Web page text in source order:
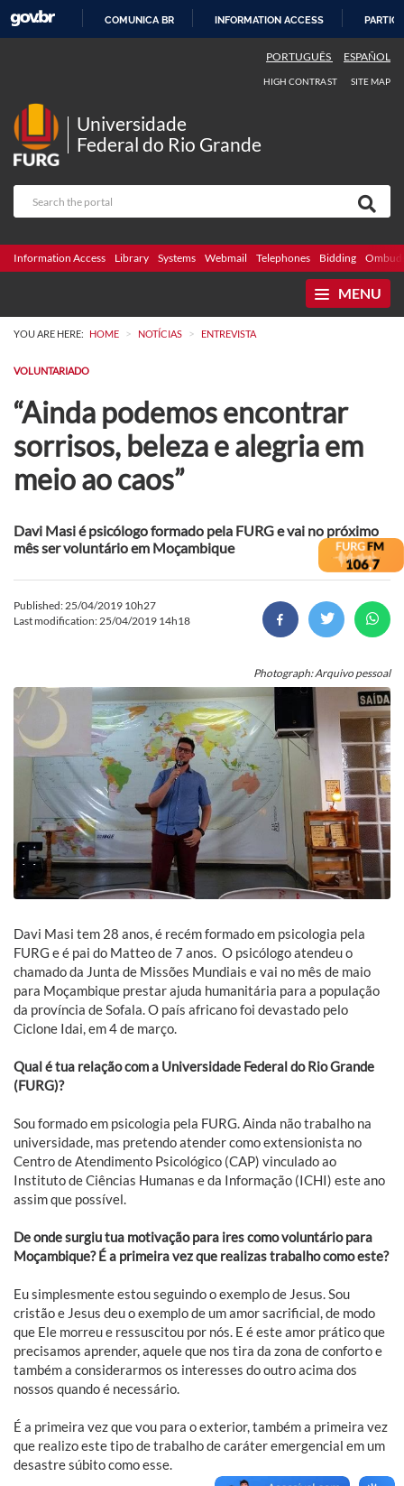
COMUNICA BR INFORMATION ACCESS
PORTUGUÊS ESPAÑOL
HIGH CONTRAST SITE MAP
Universidade
Federal do Rio Grande
Information Access Library Systems Webmail Telephones Bidding
MENU
YOU ARE HERE: HOME > NOTÍCIAS > ENTREVISTA
VOLUNTARIADO
“Ainda podemos encontrar
sorrisos, beleza e alegria em
meio ao caos”
Davi Masi é psicólogo formado pela FURG e vai no próximo
mês ser voluntário em Moçambique
Published: 25/04/2019 10h27
Last modification: 25/04/2019 14h18
Photograph: Arquivo pessoal
Davi Masi tem 28 anos, é recém formado em psicologia pela
FURG e é pai do Matteo de 7 anos. O psicólogo atendeu o
chamado da Junta de Missões Mundiais e vai no mês de maio
para Moçambique prestar ajuda humanitária para a população
da província de Sofala. O país africano foi devastado pelo
Ciclone Idai, em 4 de março.
Qual é tua relação com a Universidade Federal do Rio Grande
(FURG)?
Sou formado em psicologia pela FURG. Ainda não trabalho na
universidade, mas pretendo atender como extensionista no
Centro de Atendimento Psicológico (CAP) vinculado ao
Instituto de Ciências Humanas e da Informação (ICHI) este ano
assim que possível.
De onde surgiu tua motivação para ires como voluntário para
Moçambique? É a primeira vez que realizas trabalho como este?
Eu simplesmente estou seguindo o exemplo de Jesus. Sou
cristão e Jesus deu o exemplo de um amor sacrificial, de modo
que Ele morreu e ressuscitou por nós. E é este amor prático que
precisamos aprender, aquele que nos tira da zona de conforto e
também a considerarmos os interesses do outro acima dos
nossos quando é necessário.
É a primeira vez que vou para o exterior, também a primeira vez
que realizo este tipo de trabalho de caráter emergencial em um
desastre súbito como esse.